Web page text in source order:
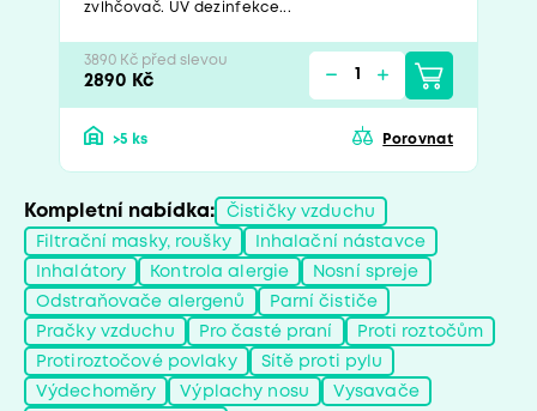
zvlhčovač. UV dezinfekce...
3890 Kč před slevou
2890 Kč
>5 ks Porovnat
Kompletní nabídka: Čističky vzduchu
Filtrační masky, roušky Inhalační nástavce
Inhalátory Kontrola alergie Nosní spreje
Odstraňovače alergenů Parní čističe
Pračky vzduchu Pro časté praní Proti roztočům
Protiroztočové povlaky Sítě proti pylu
Výdechoměry Výplachy nosu Vysavače